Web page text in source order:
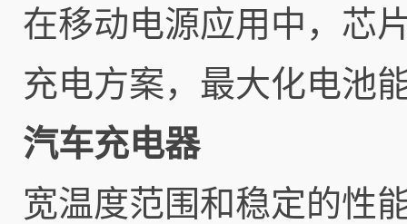
在移动电源应用中，芯
充电方案，最大化电池
汽车充电器
宽温度范围和稳定的性